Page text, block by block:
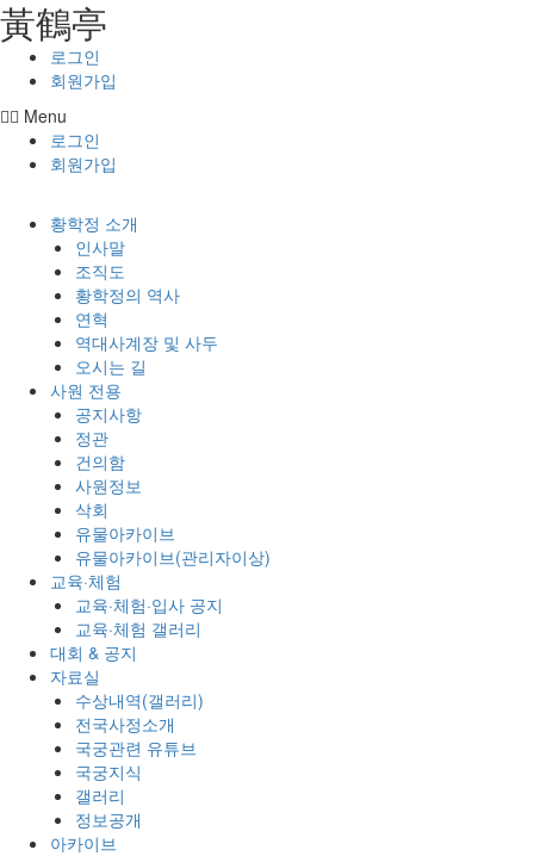
콘텐츠로
건너뛰기
⿈鶴亭
로그인
회원가입
Menu
로그인
회원가입
황학정 소개
인사말
조직도
황학정의 역사
연혁
역대사계장 및 사두
오시는 길
사원 전용
공지사항
정관
건의함
사원정보
삭회
유물아카이브
유물아카이브(관리자이상)
교육·체험
교육·체험·입사 공지
교육·체험 갤러리
대회 & 공지
자료실
수상내역(갤러리)
전국사정소개
국궁관련 유튜브
국궁지식
갤러리
정보공개
아카이브